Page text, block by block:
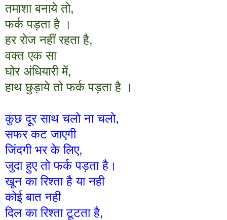
तमाशा बनाये तो,
फर्क पड़ता है ।
हर रोज नहीं रहता है,
वक्त एक सा
घोर अंधियारी में,
हाथ छुड़ाये तो फर्क पड़ता है ।
कुछ दूर साथ चलो ना चलो,
सफर कट जाएगी
जिंदगी भर के लिए,
जुदा हुए तो फर्क पड़ता है।
खून का रिश्ता है या नही
कोई बात नही
दिल का रिश्ता टूटता है,